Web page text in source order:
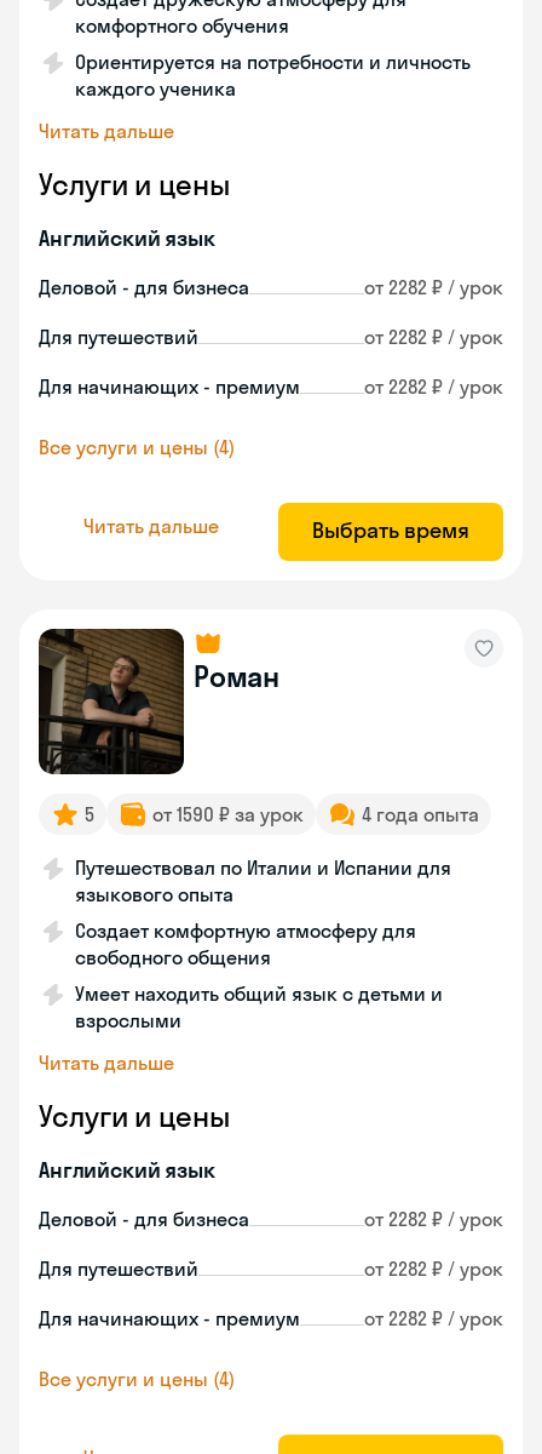
комфортного обучения
Ориентируется на потребности и личность
каждого ученика
Читать дальше
Услуги и цены
Английский язык
Деловой - для бизнеса от 2282 ₽ / урок
Для путешествий от 2282 ₽ / урок
Для начинающих - премиум от 2282 ₽ / урок
Все услуги и цены (4)
Читать дальше Выбрать время
Роман
5 от 1590 ₽ за урок 4 года опыта
Путешествовал по Италии и Испании для
языкового опыта
Создает комфортную атмосферу для
свободного общения
Умеет находить общий язык с детьми и
взрослыми
Читать дальше
Услуги и цены
Английский язык
Деловой - для бизнеса от 2282 ₽ / урок
Для путешествий от 2282 ₽ / урок
Для начинающих - премиум от 2282 ₽ / урок
Все услуги и цены (4)